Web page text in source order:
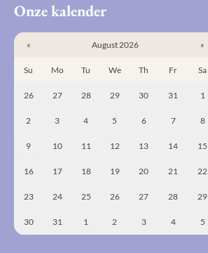
Onze kalender
« August 2026 »
Su Mo Tu We Th Fr Sa
26 27 28 29 30 31 1
2 3 4 5 6 7 8
9 10 11 12 13 14 15
16 17 18 19 20 21 22
23 24 25 26 27 28 29
30 31 1 2 3 4 5